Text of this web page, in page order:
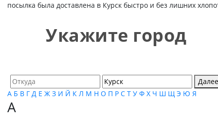
посылка была доставлена в Курск быстро и без лишних
Укажите город
Далее
А Б В Г Д Е Ж З И Й К Л М Н О П Р С Т У Ф Х Ч Ш Щ Э Ю Я
А